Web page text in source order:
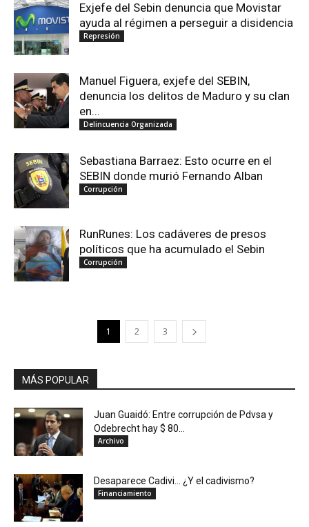
Exjefe del Sebin denuncia que Movistar
ayuda al régimen a perseguir a disidencia
Represión
Manuel Figuera, exjefe del SEBIN,
denuncia los delitos de Maduro y su clan
en...
Delincuencia Organizada
Sebastiana Barraez: Esto ocurre en el
SEBIN donde murió Fernando Alban
Corrupción
RunRunes: Los cadáveres de presos
políticos que ha acumulado el Sebin
Corrupción
1 2 3
MÁS POPULAR
Juan Guaidó: Entre corrupción de Pdvsa y
Odebrecht hay $ 80...
Archivo
Desaparece Cadivi… ¿Y el cadivismo?
Financiamiento